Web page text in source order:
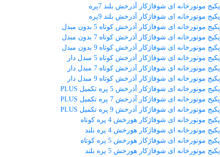
پکیج موتورخانه ای شوفاژکار آذرخش بلند 7پره
پکیج موتورخانه ای شوفاژکار آذرخش بلند 9پره
پکیج موتورخانه ای شوفاژکار آذرخش کوتاه 5 بدون مبدل
پکیج موتورخانه ای شوفاژکار آذرخش کوتاه 7 بدون مبدل
پکیج موتورخانه ای شوفاژکار آذرخش کوتاه 9 بدون مبدل
پکیج موتورخانه ای شوفاژکار آذرخش کوتاه 5 مبدل دار
پکیج موتورخانه ای شوفاژکار آذرخش کوتاه 7 مبدل دار
پکیج موتورخانه ای شوفاژکار آذرخش کوتاه 9 مبدل دار
پکیج موتورخانه ای شوفاژکار آذرخش 5 پره تکمیل PLUS
پکیج موتورخانه ای شوفاژکار آذرخش 7 پره تکمیل PLUS
پکیج موتورخانه ای شوفاژکار آذرخش 9 پره تکمیل PLUS
پکیج موتورخانه ای شوفاژکار هورخش 4 پره کوتاه
پکیج موتورخانه ای شوفاژکار هورخش 4 پره بلند
پکیج موتورخانه ای شوفاژکار هورخش 5 پره کوتاه
پکیج موتورخانه ای شوفاژکار هورخش 5 پره بلند